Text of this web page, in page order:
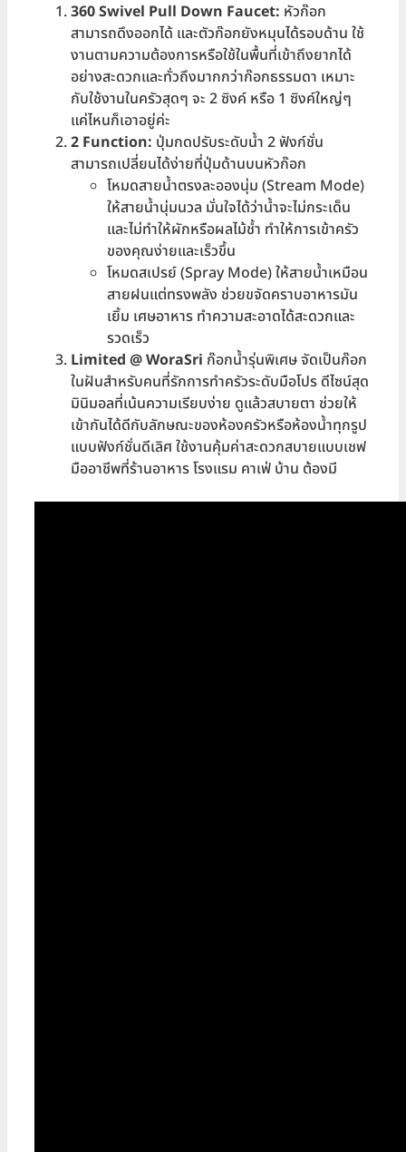
360 Swivel Pull Down Faucet: หัวก๊อก
สามารถดึงออกได้ และตัวก๊อกยังหมุนได้รอบด้าน ใช้
งานตามความต้องการหรือใช้ในพื้นที่เข้าถึงยากได้
อย่างสะดวกและทั่วถึงมากกว่าก๊อกธรรมดา เหมาะ
กับใช้งานในครัวสุดๆ จะ 2 ซิงค์ หรือ 1 ซิงค์ใหญ่ๆ
แค่ไหนก็เอาอยู่ค่ะ
2 Function: ปุ่มกดปรับระดับน้ำ 2 ฟังก์ชั่น
สามารถเปลี่ยนได้ง่ายที่ปุ่มด้านบนหัวก๊อก
โหมดสายน้ำตรงละอองนุ่ม (Stream Mode)
ให้สายน้ำนุ่มนวล มั่นใจได้ว่าน้ำจะไม่กระเด็น
และไม่ทำให้ผักหรือผลไม้ช้ำ ทำให้การเข้าครัว
ของคุณง่ายและเร็วขึ้น
โหมดสเปรย์ (Spray Mode) ให้สายน้ำเหมือน
สายฝนแต่ทรงพลัง ช่วยขจัดคราบอาหารมัน
เยิ้ม เศษอาหาร ทำความสะอาดได้สะดวกและ
รวดเร็ว
Limited @ WoraSri ก๊อกน้ำรุ่นพิเศษ จัดเป็นก๊อก
ในฝันสำหรับคนที่รักการทำครัวระดับมือโปร ดีไซน์สุด
มินิมอลที่เน้นความเรียบง่าย ดูแล้วสบายตา ช่วยให้
เข้ากันได้ดีกับลักษณะของห้องครัวหรือห้องน้ำทุกรูป
แบบฟังก์ชั่นดีเลิศ ใช้งานคุ้มค่าสะดวกสบายแบบเชฟ
มืออาชีพที่ร้านอาหาร โรงแรม คาเฟ่ บ้าน ต้องมี